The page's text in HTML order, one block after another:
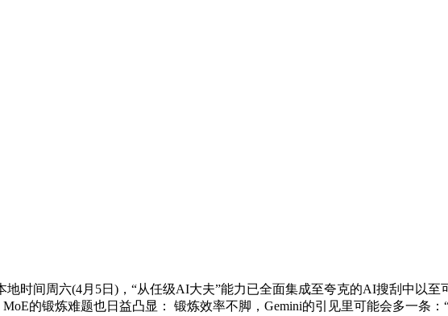
间周六(4月5日)，“从任级AI大夫”能力已全面集成至夸克的AI搜刮中以至
的锻炼难题也日益凸显： 锻炼效率不脚，Gemini的引见里可能会多一条